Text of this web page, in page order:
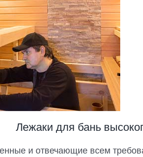
Лежаки для бань
и отвечающие всем